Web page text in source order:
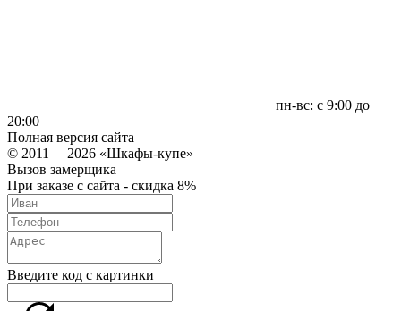
пн-вс: с 9:00 до
20:00
Полная версия сайта
© 2011— 2026 «Шкафы-купе»
Вызов замерщика
При заказе с сайта - скидка 8%
Введите код с картинки